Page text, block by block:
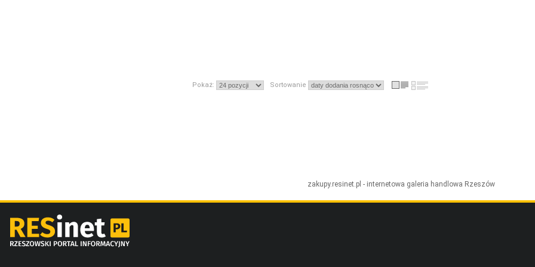
Pokaż: Sortowanie
zakupy.resinet.pl - internetowa galeria handlowa Rzeszów